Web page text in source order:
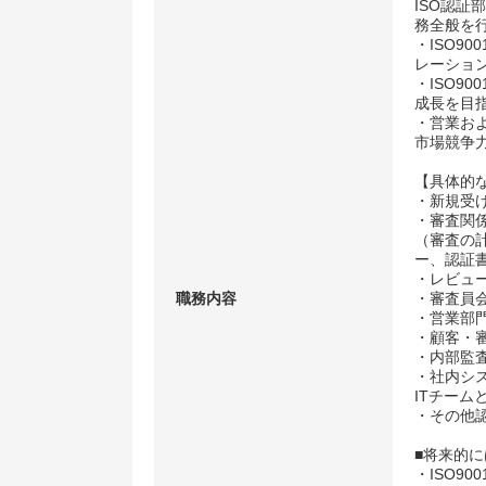
職務内容
ISO認証
務全般を
・
レーショ
・
成長を目
・営業お
市場競争
【具体的
・新規受
・審査関
（審査
ー、認証
・レビュ
・審査員
・営業部
・顧客・
・内部監
・社内シ
ITチーム
・その他
■将来的
・